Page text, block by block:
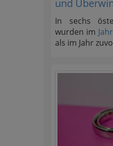
und
In sechs
wurden im
als im Jahr